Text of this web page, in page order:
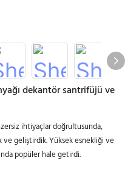
dekantör santrifüjü ve
ihtiyaçlar doğrultusunda,
geliştirdik. Yüksek esnekliği ve
popüler hale getirdi.